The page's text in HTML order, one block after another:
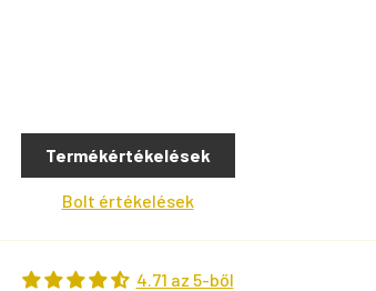
Termékértékelések
Bolt értékelések
4.71 az 5-ből